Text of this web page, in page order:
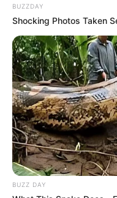
BUZZDAY
Shocking Photos Taken
BUZZ DAY